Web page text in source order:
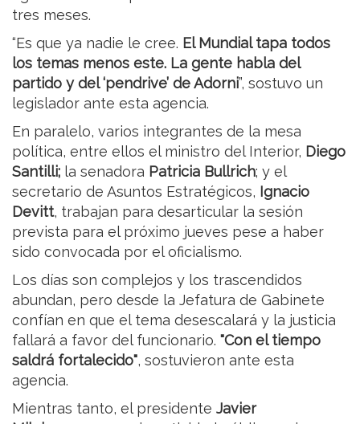
tres meses.
“Es que ya nadie le cree. El Mundial tapa todos
los temas menos este. La gente habla del
partido y del ‘pendrive’ de Adorni”, sostuvo un
legislador ante esta agencia.
En paralelo, varios integrantes de la mesa
política, entre ellos el ministro del Interior, Diego
Santilli; la senadora Patricia Bullrich; y el
secretario de Asuntos Estratégicos, Ignacio
Devitt, trabajan para desarticular la sesión
prevista para el próximo jueves pese a haber
sido convocada por el oficialismo.
Los días son complejos y los trascendidos
abundan, pero desde la Jefatura de Gabinete
confían en que el tema desescalará y la justicia
fallará a favor del funcionario. "Con el tiempo
saldrá fortalecido", sostuvieron ante esta
agencia.
Mientras tanto, el presidente Javier